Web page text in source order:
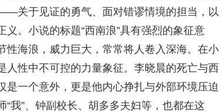
关于见证的勇气、面对错谬情境的担当，以
。小说的标题“西南浪”具有强烈的象征意
性海浪，威力巨大，常常将人卷入深海。在小
人性中不可控的力量象征。李晓晨的死亡与西
是一个意外，更是他内心挣扎与外部环境压迫
我”、钟副校长、胡多多夫妇等，也都在这